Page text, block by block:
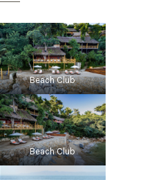
Beach Club
Beach Club